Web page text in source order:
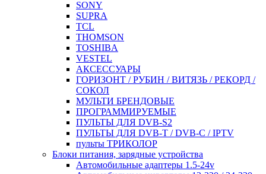
SONY
SUPRA
TCL
THOMSON
TOSHIBA
VESTEL
АКСЕССУАРЫ
ГОРИЗОНТ / РУБИН / ВИТЯЗЬ / РЕКОРД /
СОКОЛ
МУЛЬТИ БРЕНДОВЫЕ
ПРОГРАММИРУЕМЫЕ
ПУЛЬТЫ ДЛЯ DVB-S2
ПУЛЬТЫ ДЛЯ DVB-T / DVB-C / IPTV
пульты ТРИКОЛОР
Блоки питания, зарядные устройства
Автомобильные адаптеры 1.5-24v